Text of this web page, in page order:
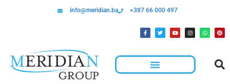
info@meridian.ba +387 66 000 497